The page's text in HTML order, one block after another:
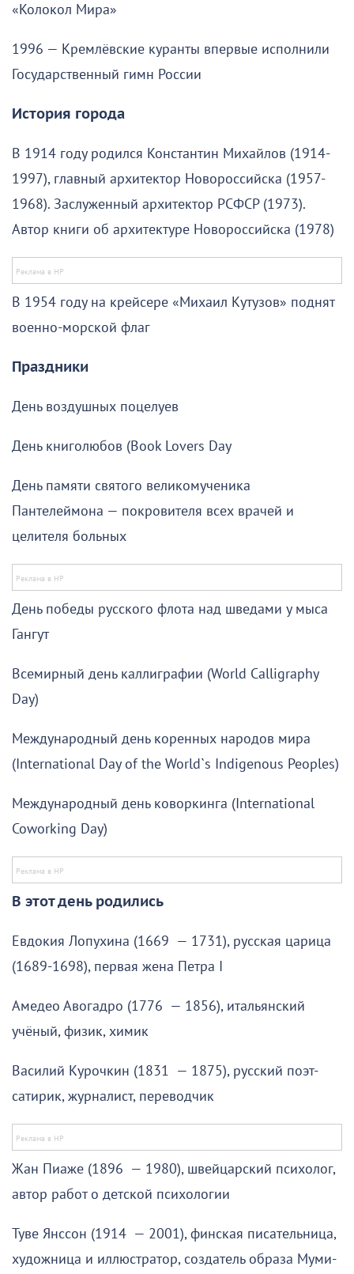
«Колокол Мира»
1996 — Кремлёвские куранты впервые исполнили
Государственный гимн России
История города
В 1914 году родился Константин Михайлов (1914-
1997), главный архитектор Новороссийска (1957-
1968). Заслуженный архитектор РСФСР (1973).
Автор книги об архитектуре Новороссийска (1978)
В 1954 году на крейсере «Михаил Кутузов» поднят
военно-морской флаг
Праздники
День воздушных поцелуев
День книголюбов (Book Lovers Day
День памяти святого великомученика
Пантелеймона — покровителя всех врачей и
целителя больных
День победы русского флота над шведами у мыса
Гангут
Всемирный день каллиграфии (World Calligraphy
Day)
Международный день коренных народов мира
(International Day of the World`s Indigenous Peoples)
Международный день коворкинга (International
Coworking Day)
В этот день родились
Евдокия Лопухина (1669 — 1731), русская царица
(1689-1698), первая жена Петра I
Амедео Авогадро (1776 — 1856), итальянский
учёный, физик, химик
Василий Курочкин (1831 — 1875), русский поэт-
сатирик, журналист, переводчик
Жан Пиаже (1896 — 1980), швейцарский психолог,
автор работ о детской психологии
Туве Янссон (1914 — 2001), финская писательница,
художница и иллюстратор, создатель образа Муми-